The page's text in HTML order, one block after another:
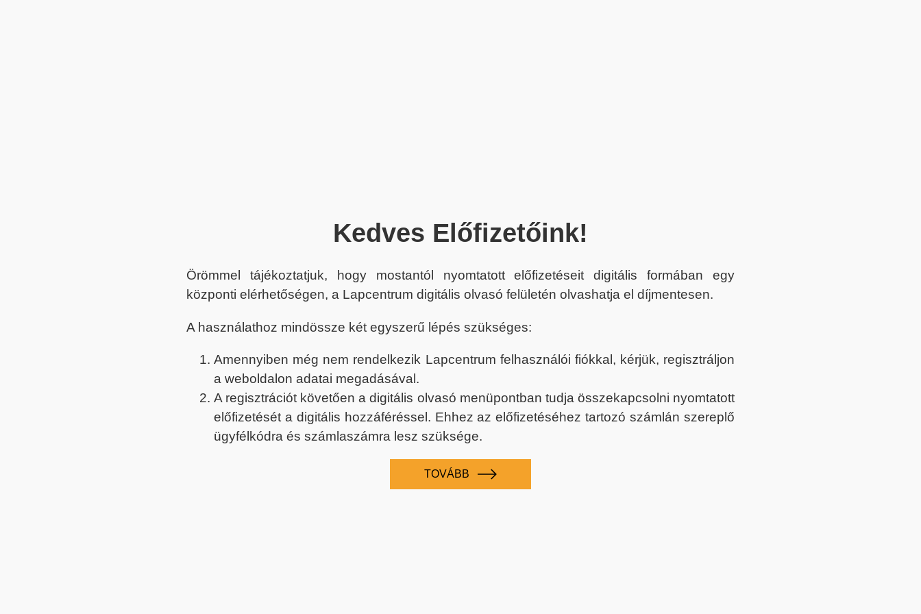
Kedves Előfizetőink!
Örömmel tájékoztatjuk, hogy mostantól nyomtatott előfizetéseit digitális formában egy
központi elérhetőségen, a Lapcentrum digitális olvasó felületén olvashatja el díjmentesen.
A használathoz mindössze két egyszerű lépés szükséges:
Amennyiben még nem rendelkezik Lapcentrum felhasználói fiókkal, kérjük, regisztráljon
a weboldalon adatai megadásával.
A regisztrációt követően a digitális olvasó menüpontban tudja összekapcsolni nyomtatott
előfizetését a digitális hozzáféréssel. Ehhez az előfizetéséhez tartozó számlán szereplő
ügyfélkódra és számlaszámra lesz szüksége.
TOVÁBB